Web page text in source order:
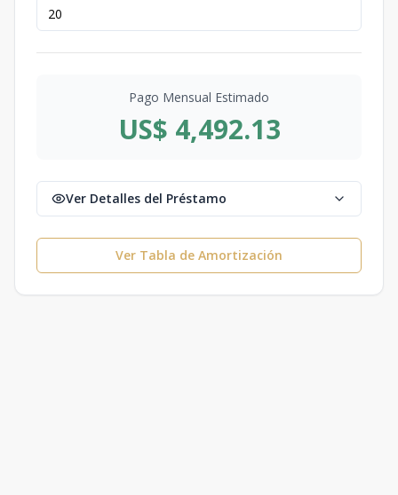
Pago Mensual Estimado
US$ 4,492.13
Ver Detalles del Préstamo
Ver Tabla de Amortización